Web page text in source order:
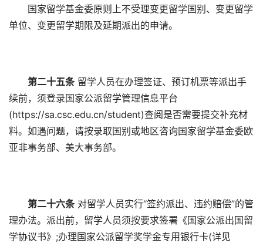
国家留学基金委原则上不受理变更留学国别、变更留学
单位、变更留学期限及延期派出的申请。
第二十五条留学人员在办理签证、预订机票等派出手
续前，须登录国家公派留学管理信息平台
(https://sa.csc.edu.cn/student)查阅是否需要提交补充材
料。如遇问题，请按录取国别或地区咨询国家留学基金委欧
亚非事务部、美大事务部。
第二十六条对留学人员实行“签约派出、违约赔偿”的管
理办法。派出前，留学人员须按要求签署《国家公派出国留
学协议书》;办理国家公派留学奖学金专用银行卡(详见